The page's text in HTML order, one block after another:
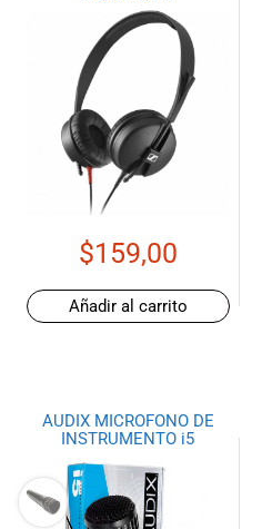
$159,00
Añadir al carrito
AUDIX MICROFONO DE
INSTRUMENTO i5